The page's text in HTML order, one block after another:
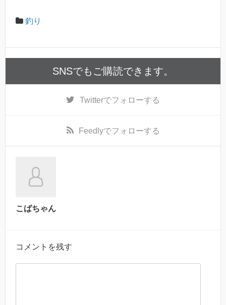
釣り
SNSでもご購読できます。
Twitterでフォローする
Feedlyでフォローする
こばちゃん
コメントを残す